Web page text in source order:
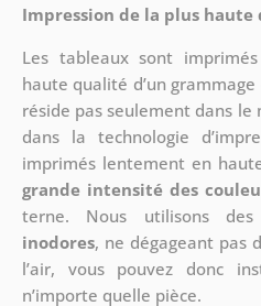
Impression de la plus
Les tableaux sont
haute qualité d’un
réside pas seulement dans
dans la technologie
imprimés lentement en
grande intensité des
terne. Nous utilisons
inodores, ne dégageant pas
l’air, vous pouvez donc
n’importe quelle pièce.